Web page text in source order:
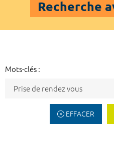
Recherche
Mots-clés :
EFFACER